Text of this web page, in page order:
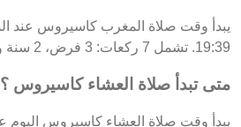
19:39. تشمل 7 ركعات: 3 فرض، 2 سنة و2 نفل.
متى تبدأ صلاة العشاء كاسيروس ؟